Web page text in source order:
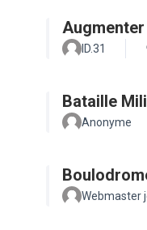
ID.31
Bataille
Anonyme
Webmaster